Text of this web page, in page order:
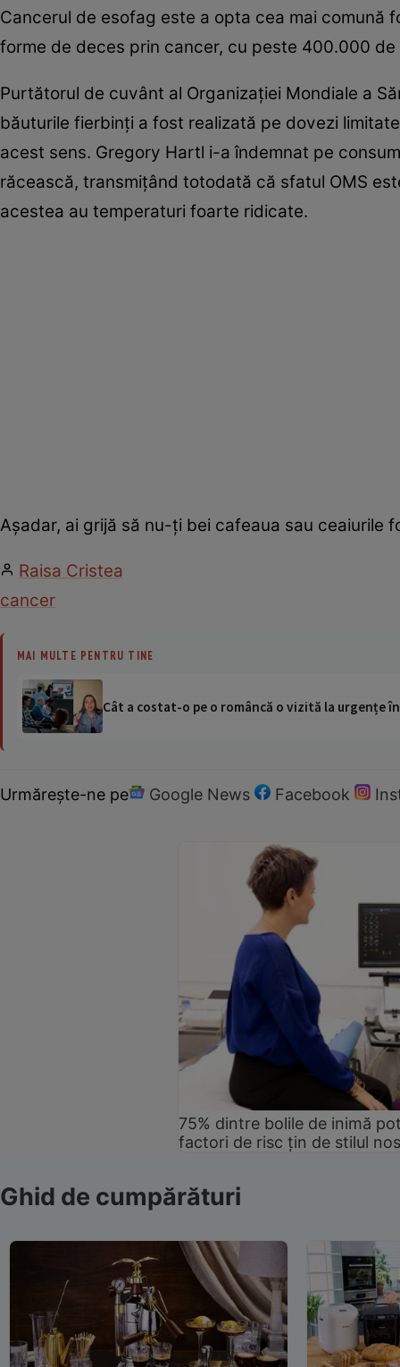
Cancerul de esofag este a opta cea mai comună
forme de deces prin cancer, cu peste 400.000
Purtătorul de cuvânt al Organizaţiei Mondiale a
băuturile fierbinţi a fost realizată pe dovezi
acest sens. Gregory Hartl i-a îndemnat pe
răcească, transmiţând totodată că sfatul OMS
acestea au temperaturi foarte ridicate.
Aşadar, ai grijă să nu-ţi bei cafeaua sau ceaiurile
Raisa Cristea
cancer
MAI MULTE PENTRU TINE
Cât a costat-o pe o româncă o vizită la urgențe
Urmărește-ne pe Google News Facebook
75% dintre bolile de inimă
factori de risc țin de stilul
Ghid de cumpărături